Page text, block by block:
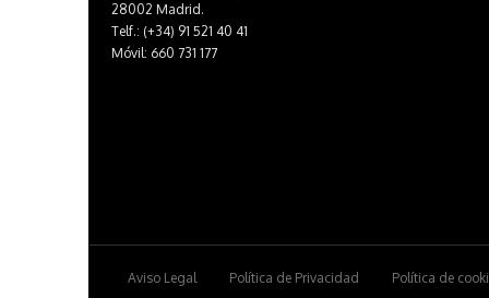
28002 Madrid.
Telf.: (+34) 91 521 40 41
Móvil: 660 731 177
Aviso Legal Política de Privacidad Política de